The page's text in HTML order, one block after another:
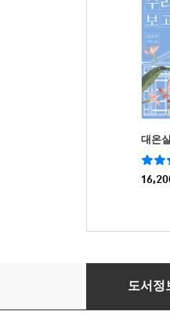
대온
한자의 풍경
도서정